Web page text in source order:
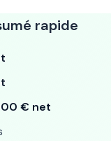
rapide
€ net